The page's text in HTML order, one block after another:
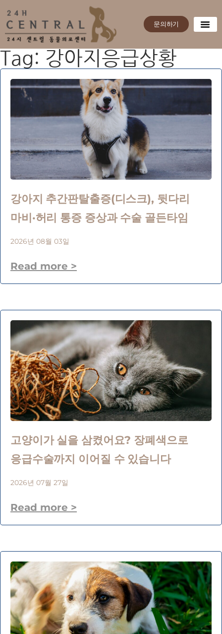
문의하기
Tag: 강아지응급상황
강아지 추간판탈출증(디스크), 뒷다리
마비·허리 통증 증상과 수술 골든타임
2026년 08월 03일
Read more >
고양이가 실을 삼켰어요? 장폐색으로
응급수술까지 이어질 수 있습니다
2026년 07월 27일
Read more >